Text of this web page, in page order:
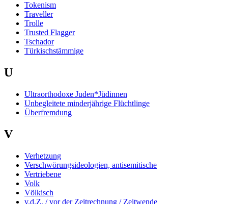
Tokenism
Traveller
Trolle
Trusted Flagger
Tschador
Türkischstämmige
U
Ultraorthodoxe Juden*Jüdinnen
Unbegleitete minderjährige Flüchtlinge
Überfremdung
V
Verhetzung
Verschwörungsideologien, antisemitische
Vertriebene
Volk
Völkisch
v.d.Z. / vor der Zeitrechnung / Zeitwende